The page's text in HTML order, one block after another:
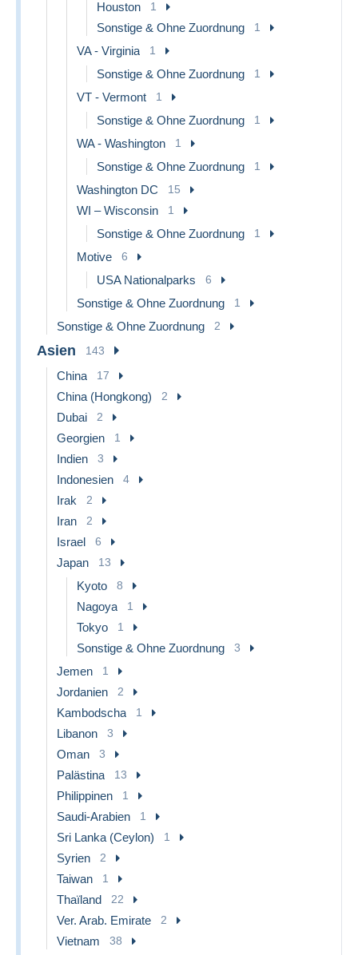
Houston 1
Sonstige & Ohne Zuordnung 1
VA - Virginia 1
Sonstige & Ohne Zuordnung 1
VT - Vermont 1
Sonstige & Ohne Zuordnung 1
WA - Washington 1
Sonstige & Ohne Zuordnung 1
Washington DC 15
WI – Wisconsin 1
Sonstige & Ohne Zuordnung 1
Motive 6
USA Nationalparks 6
Sonstige & Ohne Zuordnung 1
Sonstige & Ohne Zuordnung 2
Asien 143
China 17
China (Hongkong) 2
Dubai 2
Georgien 1
Indien 3
Indonesien 4
Irak 2
Iran 2
Israel 6
Japan 13
Kyoto 8
Nagoya 1
Tokyo 1
Sonstige & Ohne Zuordnung 3
Jemen 1
Jordanien 2
Kambodscha 1
Libanon 3
Oman 3
Palästina 13
Philippinen 1
Saudi-Arabien 1
Sri Lanka (Ceylon) 1
Syrien 2
Taiwan 1
Thaïland 22
Ver. Arab. Emirate 2
Vietnam 38